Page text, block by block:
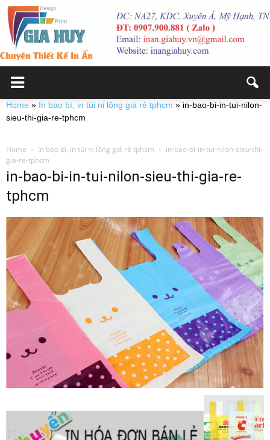
Home » In bao bì, in túi ni lông giá rẻ tphcm » in-bao-bi-in-tui-nilon-
sieu-thi-gia-re-tphcm
Home In bao bì, in túi ni lông giá rẻ tphcm
in-bao-bi-in-tui-nilon-sieu-thi-
gia-re-tphcm
in-bao-bi-in-tui-nilon-sieu-thi-gia-re-
tphcm